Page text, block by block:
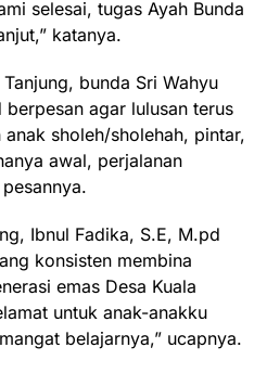
selesai, tugas Ayah Bunda
katanya.
bunda Sri Wahyu
berpesan agar lulusan terus
sholeh/sholehah, pintar,
awal, perjalanan
Ibnul Fadika, S.E, M.pd
konsisten membina
emas Desa Kuala
untuk anak-anakku
belajarnya,” ucapnya.